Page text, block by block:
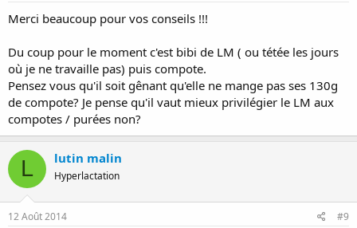
Merci beaucoup pour vos conseils !!!
Du coup pour le moment c'est bibi de LM ( ou tétée les jours
où je ne travaille pas) puis compote.
Pensez vous qu'il soit gênant qu'elle ne mange pas ses 130g
de compote? Je pense qu'il vaut mieux privilégier le LM aux
compotes / purées non?
L lutin malin
Hyperlactation
12 Août 2014 #9